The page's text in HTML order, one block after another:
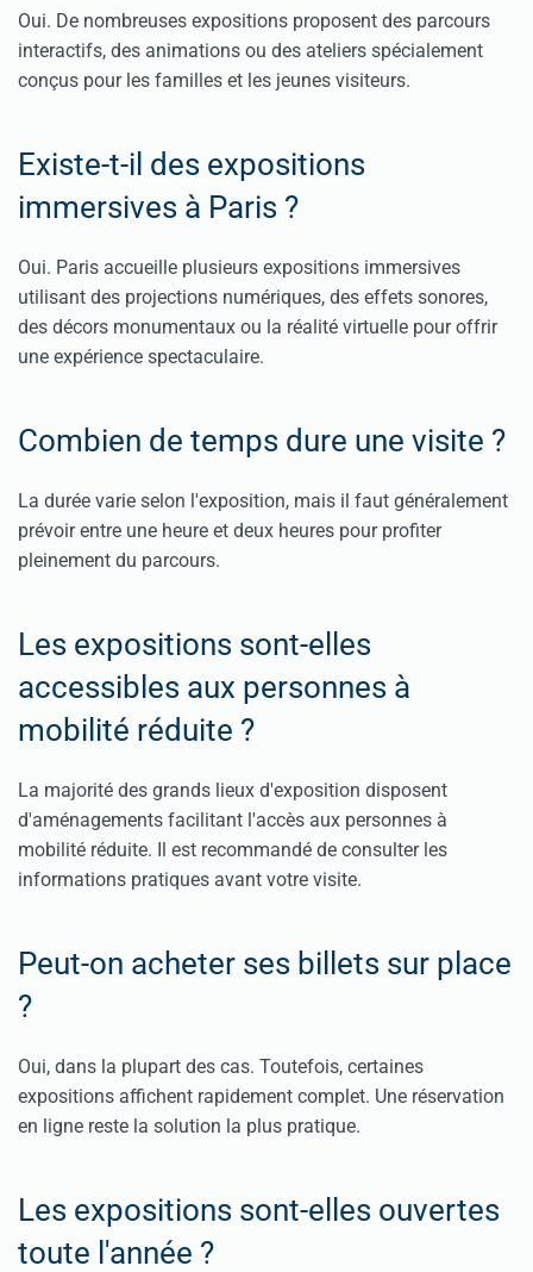
Oui. De nombreuses expositions proposent des parcours
interactifs, des animations ou des ateliers spécialement
conçus pour les familles et les jeunes visiteurs.
Existe-t-il des expositions
immersives à Paris ?
Oui. Paris accueille plusieurs expositions immersives
utilisant des projections numériques, des effets sonores,
des décors monumentaux ou la réalité virtuelle pour offrir
une expérience spectaculaire.
Combien de temps dure une visite ?
La durée varie selon l'exposition, mais il faut généralement
prévoir entre une heure et deux heures pour profiter
pleinement du parcours.
Les expositions sont-elles
accessibles aux personnes à
mobilité réduite ?
La majorité des grands lieux d'exposition disposent
d'aménagements facilitant l'accès aux personnes à
mobilité réduite. Il est recommandé de consulter les
informations pratiques avant votre visite.
Peut-on acheter ses billets sur place
?
Oui, dans la plupart des cas. Toutefois, certaines
expositions affichent rapidement complet. Une réservation
en ligne reste la solution la plus pratique.
Les expositions sont-elles ouvertes
toute l'année ?